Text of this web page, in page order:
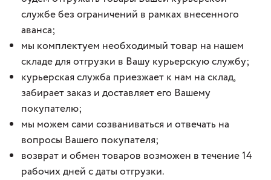
службе без ограничений в рамках внесенного
аванса;
мы комплектуем необходимый товар на нашем
складе для отгрузки в Вашу курьерскую службу;
курьерская служба приезжает к нам на склад,
забирает заказ и доставляет его Вашему
покупателю;
мы можем сами созваниваться и отвечать на
вопросы Вашего покупателя;
возврат и обмен товаров возможен в течение 14
рабочих дней с даты отгрузки.